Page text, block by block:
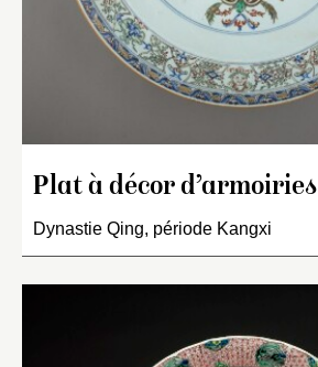
Plat à décor d’armoiries
Dynastie Qing, période Kangxi